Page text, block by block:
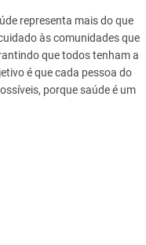
representa mais do que
às comunidades que
que todos tenham a
é que cada pessoa do
porque saúde é um